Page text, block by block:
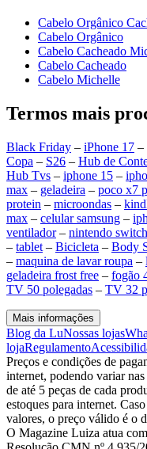
Cabelo Orgânico
Cabelo Orgânico
Cabelo Cacheado
Cabelo Cacheado
Cabelo Michelle
Termos mais
Black Friday – iPhone 17 –
Copa – S26 – Hub de
Hub Tvs – iphone 15 –
max – geladeira – poco x7
protein – microondas –
max – celular samsung –
ventilador– nintendo
– tablet – Bicicleta – Body
– maquina de lavar roupa –
geladeira frost free – fogão
TV 50 polegadas – TV 32
Mais informações
Blog da LuNossas lojas
lojaRegulamento
Preços e condições de
internet, podendo variar
de até 5 peças de cada
estoques para internet.
valores, o preço válido é o
O Magazine Luiza atua